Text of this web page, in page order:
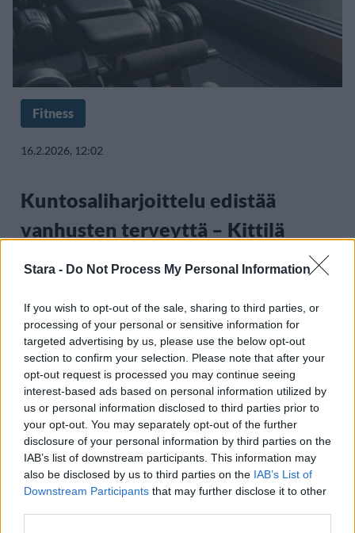
Stara - Do Not Process My Personal Information
If you wish to opt-out of the sale, sharing to third parties, or
processing of your personal or sensitive information for
targeted advertising by us, please use the below opt-out
section to confirm your selection. Please note that after your
opt-out request is processed you may continue seeing
interest-based ads based on personal information utilized by
us or personal information disclosed to third parties prior to
your opt-out. You may separately opt-out of the further
disclosure of your personal information by third parties on the
IAB’s list of downstream participants. This information may
also be disclosed by us to third parties on the IAB’s List of
Downstream Participants that may further disclose it to other
Fitness
16.2.2026, 12:02
Kuntosaliharjoittelu edistää
vanhusten terveyttä – Kittilä
keksi keinon harrastuksen